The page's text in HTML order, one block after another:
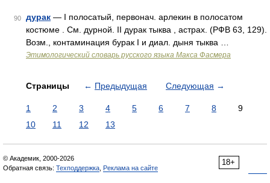
90 дурак — I полосатый, первонач. арлекин в полосатом
костюме . См. дурной. II дурак тыква , астрах. (РФВ 63, 129).
Возм., контаминация бурак I и диал. дыня тыква …
Этимологический словарь русского языка Макса Фасмера
Страницы ← Предыдущая Следующая →
1 2 3 4 5 6 7 8
9
10
11 12 13
18+
© Академик, 2000-2026
Обратная связь: Техподдержка Реклама на сайте